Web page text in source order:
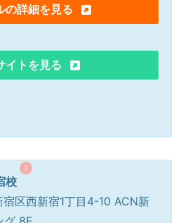
の詳細を見る
イトを見る
校
区西新宿1丁目4-10 ACN新